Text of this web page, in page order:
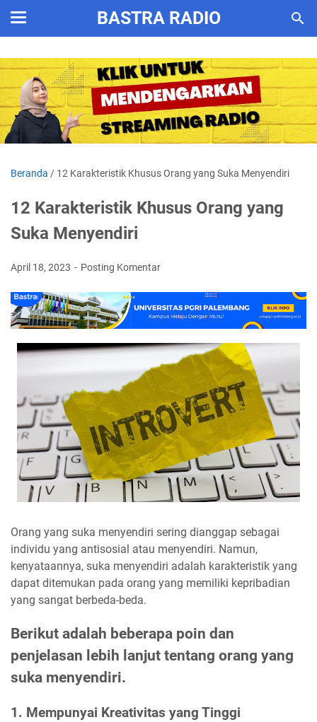
BASTRA RADIO
Beranda / 12 Karakteristik Khusus Orang yang Suka Menyendiri
12 Karakteristik Khusus Orang yang
Suka Menyendiri
April 18, 2023 Posting Komentar
Orang yang suka menyendiri sering dianggap sebagai
individu yang antisosial atau menyendiri. Namun,
kenyataannya, suka menyendiri adalah karakteristik yang
dapat ditemukan pada orang yang memiliki kepribadian
yang sangat berbeda-beda.
Berikut adalah beberapa poin dan
penjelasan lebih lanjut tentang orang yang
suka menyendiri.
1. Mempunyai Kreativitas yang Tinggi